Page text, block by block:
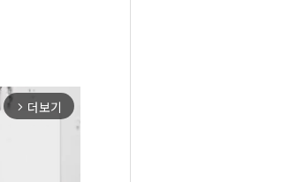
arrow_forward_ios 더보기